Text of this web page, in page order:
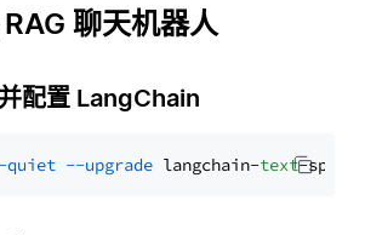
聊天机器人
配置 LangChain
quiet --upgrade langchain-text